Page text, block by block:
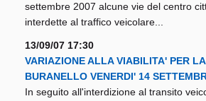
settembre 2007 alcune vie del centro
interdette al traffico veicolare...
13/09/07 17:30
VARIAZIONE ALLA VIABILITA' PER
BURANELLO VENERDI' 14
In seguito all'interdizione al transito